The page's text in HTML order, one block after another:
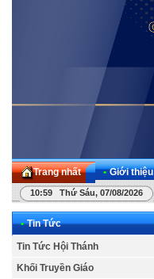
Trang nhất • Giới thiệu
10:59 Thứ Sáu, 07/08/2026
• Tin Tức
Tin Tức Hội Thánh
Khối Truyền Giáo